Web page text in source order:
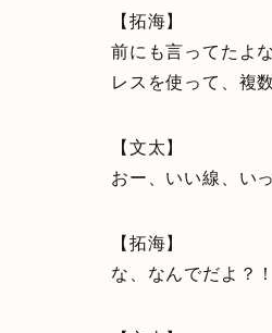
【拓海】
前にも言ってたよ
レスを使って、複
【文太】
おー、いい線、い
【拓海】
な、なんでだよ？